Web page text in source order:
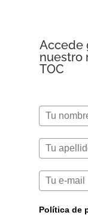
Accede
nuestro
TOC
Política de